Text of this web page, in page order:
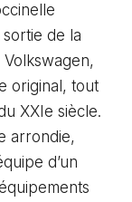
de la
original, tout
XXIe siècle.
arrondie,
d’un